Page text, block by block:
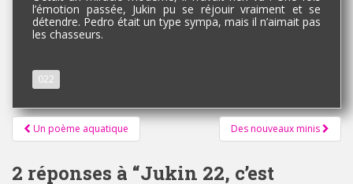
l’émotion passée, Jukin pu se réjouir vraiment et se
détendre. Pedro était un type sympa, mais il n’aimait pas
les chasseurs.
022
Pagination
d'article
Un poème aquatique Des nouveaux minis
2 réponses à “Jukin 22, c’est